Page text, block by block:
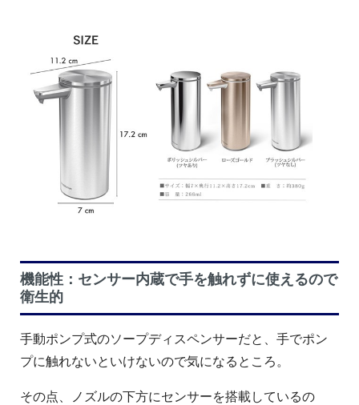
機能性：センサー内蔵で手を触れずに使えるので
衛生的
手動ポンプ式のソープディスペンサーだと、手でポン
プに触れないといけないので気になるところ。
その点、ノズルの下方にセンサーを搭載しているの